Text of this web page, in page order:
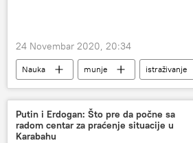
24 Novembar 2020, 20:34
Nauka munje
istraživanje
Društvo
Putin i Erdogan: Što pre da počne sa
radom centar za praćenje situacije u
Karabahu